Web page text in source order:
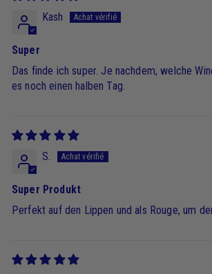
Kash
Super
Das finde ich super. Je nachdem, welche
es noch einen halben Tag.
S.
Super Produkt
Perfekt auf den Lippen und als Rouge, um